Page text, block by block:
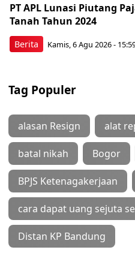
Berita
PT APL Lunasi Piutang
Tanah Tahun 2024
Kamis, 6 Agu 2026 -
Tag Populer
alasan Resign alat
batal nikah Bogor
BPJS Ketenagakerjaan
cara dapat uang sejuta
Distan KP Bandung